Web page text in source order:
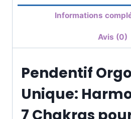
Informations
Avis (0)
Pendentif
Unique: